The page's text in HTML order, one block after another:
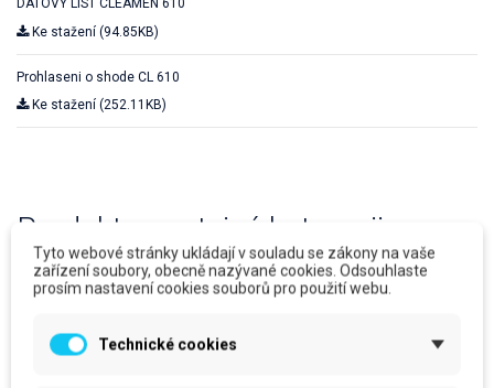
DATOVÝ LIST CLEAMEN 610
Ke stažení (94.85KB)
Prohlaseni o shode CL 610
Ke stažení (252.11KB)
Produkty ve stejné kategorii
Tyto webové stránky ukládají v souladu se zákony na vaše
zařízení soubory, obecně nazývané cookies. Odsouhlaste
prosím nastavení cookies souborů pro použití webu.
Technické cookies